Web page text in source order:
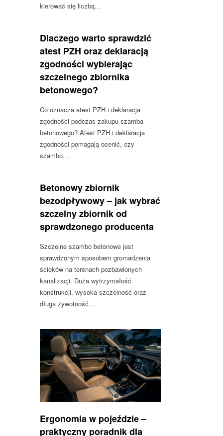
kierować się liczbą…
Dlaczego warto sprawdzić
atest PZH oraz deklaracją
zgodności wybierając
szczelnego zbiornika
betonowego?
Co oznacza atest PZH i deklaracja
zgodności podczas zakupu szamba
betonowego? Atest PZH i deklaracja
zgodności pomagają ocenić, czy
szambo…
Betonowy zbiornik
bezodpływowy – jak wybrać
szczelny zbiornik od
sprawdzonego producenta
Szczelne szambo betonowe jest
sprawdzonym sposobem gromadzenia
ścieków na terenach pozbawionych
kanalizacji. Duża wytrzymałość
konstrukcji, wysoka szczelność oraz
długa żywotność…
Ergonomia w pojeździe –
praktyczny poradnik dla